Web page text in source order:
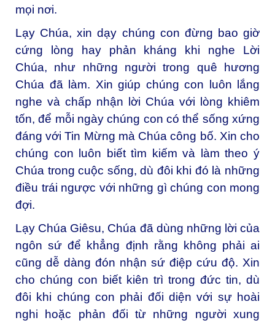
mọi nơi.
Lạy Chúa, xin dạy chúng con đừng bao giờ
cứng lòng hay phản kháng khi nghe Lời
Chúa, như những người trong quê hương
Chúa đã làm. Xin giúp chúng con luôn lắng
nghe và chấp nhận lời Chúa với lòng khiêm
tốn, để mỗi ngày chúng con có thể sống xứng
đáng với Tin Mừng mà Chúa công bố. Xin cho
chúng con luôn biết tìm kiếm và làm theo ý
Chúa trong cuộc sống, dù đôi khi đó là những
điều trái ngược với những gì chúng con mong
đợi.
Lạy Chúa Giêsu, Chúa đã dùng những lời của
ngôn sứ để khẳng định rằng không phải ai
cũng dễ dàng đón nhận sứ điệp cứu độ. Xin
cho chúng con biết kiên trì trong đức tin, dù
đôi khi chúng con phải đối diện với sự hoài
nghi hoặc phản đối từ những người xung